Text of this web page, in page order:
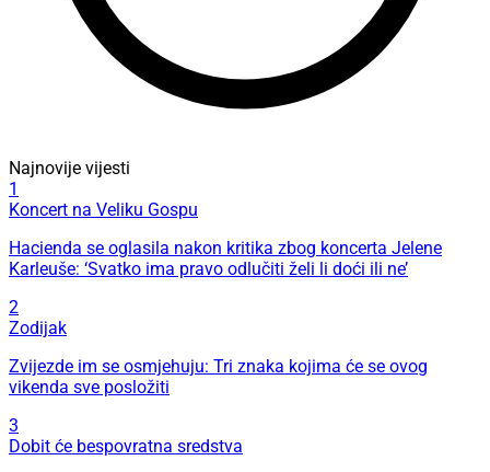
Najnovije vijesti
1
Koncert na Veliku Gospu
Hacienda se oglasila nakon kritika zbog koncerta Jelene
Karleuše: ‘Svatko ima pravo odlučiti želi li doći ili ne’
2
Zodijak
Zvijezde im se osmjehuju: Tri znaka kojima će se ovog
vikenda sve posložiti
3
Dobit će bespovratna sredstva